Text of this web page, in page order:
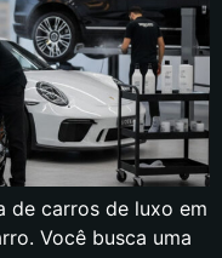
de carros de luxo em
Você busca uma